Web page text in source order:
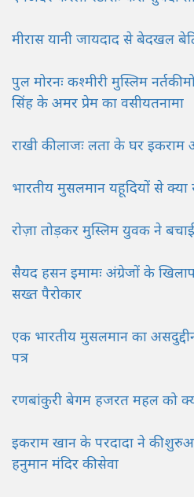
मीरास यानी जायदाद से बेदखल
पुल मोरनः कश्मीरी मुस्लिम नर्तकी
सिंह के अमर प्रेम का वसीयतनामा
राखी की लाजः लता के घर
भारतीय मुसलमान यहूदियों से
रोज़ा तोड़कर मुस्लिम युवक ‌ने
सैयद हसन इमामः अंग्रेजों के
सख्त पैरोकार
एक भारतीय मुसलमान का
पत्र
रणबांकुरी बेगम हजरत महल को
इकराम खान के परदादा ने की
हनुमान मंदिर की सेवा